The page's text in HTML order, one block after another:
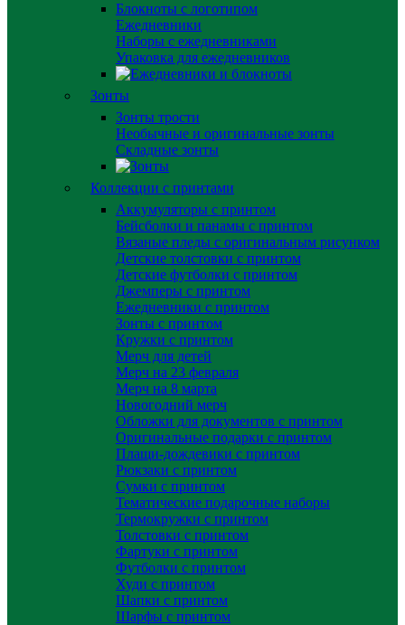
Блокноты с логотипом
Ежедневники
Наборы с ежедневниками
Упаковка для ежедневников
Зонты
Зонты трости
Необычные и оригинальные зонты
Складные зонты
Коллекции с принтами
Аккумуляторы с принтом
Бейсболки и панамы с принтом
Вязаные пледы с оригинальным рисунком
Детские толстовки с принтом
Детские футболки с принтом
Джемперы с принтом
Ежедневники с принтом
Зонты с принтом
Кружки с принтом
Мерч для детей
Мерч на 23 февраля
Мерч на 8 марта
Новогодний мерч
Обложки для документов с принтом
Оригинальные подарки с принтом
Плащи-дождевики с принтом
Рюкзаки с принтом
Сумки с принтом
Тематические подарочные наборы
Термокружки с принтом
Толстовки с принтом
Фартуки с принтом
Футболки с принтом
Худи с принтом
Шапки с принтом
Шарфы с принтом